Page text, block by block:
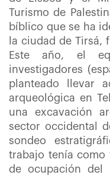
Turismo de
bíblico que se ha
la ciudad de Tirsá,
Este año, el
investigadores
planteado llevar
arqueológica en
una excavación
sector occidental
sondeo
trabajo tenía como
de ocupación del